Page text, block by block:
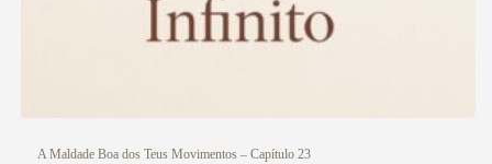
A Maldade Boa dos Teus Movimentos – Capítulo 23